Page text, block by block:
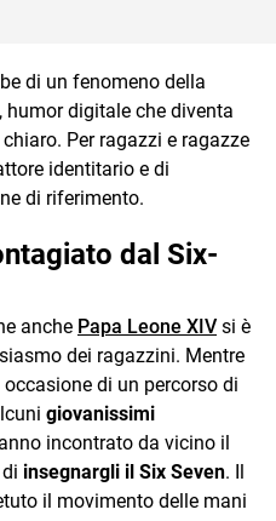
di un fenomeno della
humor digitale che diventa
Per ragazzi e ragazze
identitario e di
di riferimento.
dal Six-
anche Papa Leone XIV si è
dei ragazzini. Mentre
di un percorso di
giovanissimi
incontrato da vicino il
insegnargli il Six Seven. Il
il movimento delle mani